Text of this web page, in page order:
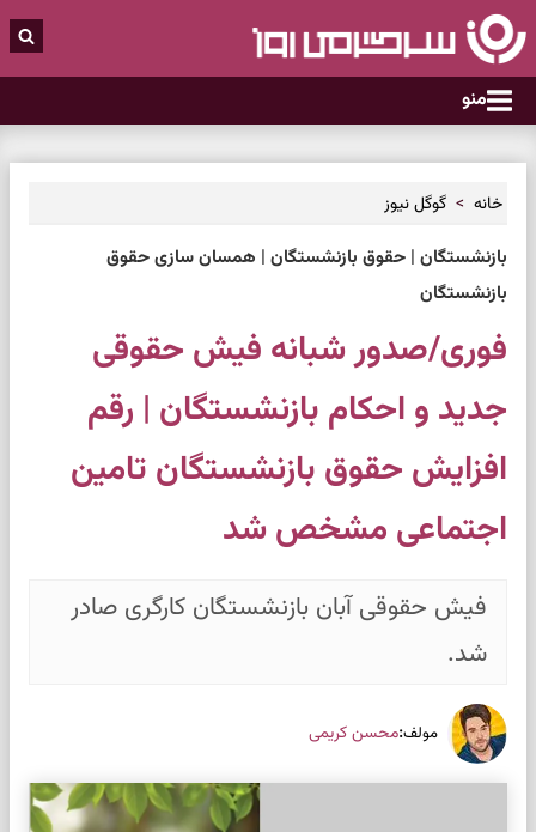
منو
خانه گوگل نیوز
بازنشستگان | حقوق بازنشستگان | همسان سازی حقوق
بازنشستگان
فوری/صدور شبانه فیش حقوقی
جدید و احکام بازنشستگان | رقم
افزایش حقوق بازنشستگان تامین
اجتماعی مشخص شد
فیش حقوقی آبان بازنشستگان کارگری صادر
شد.
مولف:محسن کریمی